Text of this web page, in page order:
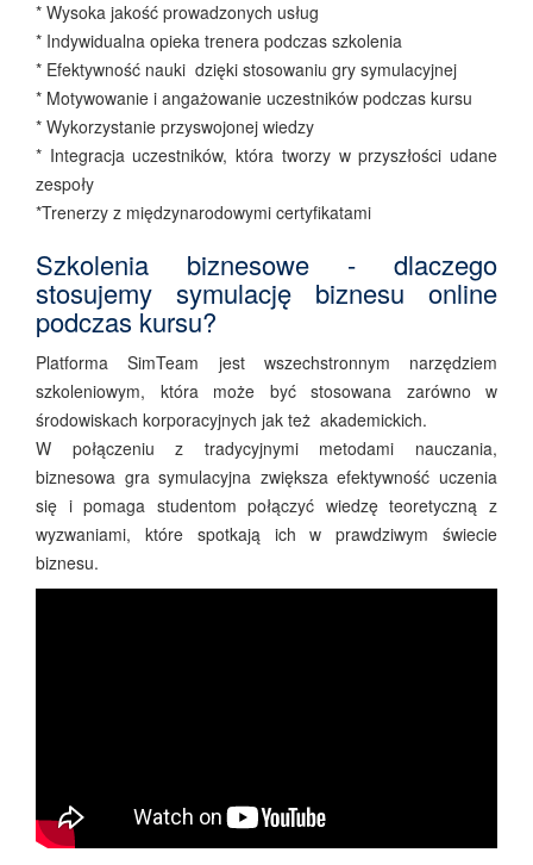
* Wysoka jakość prowadzonych usług
* Indywidualna opieka trenera podczas szkolenia
* Efektywność nauki dzięki stosowaniu gry symulacyjnej
* Motywowanie i angażowanie uczestników podczas kursu
* Wykorzystanie przyswojonej wiedzy
* Integracja uczestników, która tworzy w przyszłości udane
zespoły
*Trenerzy z międzynarodowymi certyfikatami
Szkolenia biznesowe - dlaczego
stosujemy symulację biznesu online
podczas kursu?
Platforma SimTeam jest wszechstronnym narzędziem
szkoleniowym, która może być stosowana zarówno w
środowiskach korporacyjnych jak też akademickich.
W połączeniu z tradycyjnymi metodami nauczania,
biznesowa gra symulacyjna zwiększa efektywność uczenia
się i pomaga studentom połączyć wiedzę teoretyczną z
wyzwaniami, które spotkają ich w prawdziwym świecie
biznesu.